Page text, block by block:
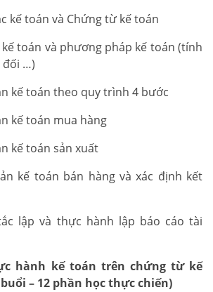
kế toán và Chứng từ kế toán
kế toán và phương pháp kế toán (tính
đối …)
kế toán theo quy trình 4 bước
kế toán mua hàng
kế toán sản xuất
kế toán bán hàng và xác định kết
lập và thực hành lập báo cáo tài
hành kế toán trên chứng từ kế
– 12 phần học thực chiến)